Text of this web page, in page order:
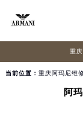
重
当前位置： 重庆阿玛尼维
阿